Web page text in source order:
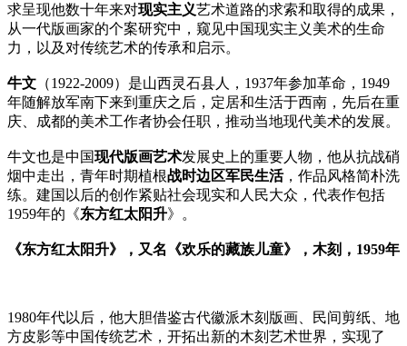
求呈现他数十年来对现实主义艺术道路的求索和取得的成果，
从一代版画家的个案研究中，窥见中国现实主义美术的生命
力，以及对传统艺术的传承和启示。
牛文 （1922-2009）是山西灵石县人，1937年参加革命，1949
年随解放军南下来到重庆之后，定居和生活于西南，先后在重
庆、成都的美术工作者协会任职，推动当地现代美术的发展。
牛文也是中国现代版画艺术发展史上的重要人物，他从抗战硝
烟中走出，青年时期植根战时边区军民生活，作品风格简朴洗
练。建国以后的创作紧贴社会现实和人民大众，代表作包括
1959年的《东方红太阳升》。
《东方红太阳升》，又名《欢乐的藏族儿童》，木刻，1959年
1980年代以后，他大胆借鉴古代徽派木刻版画、民间剪纸、地
方皮影等中国传统艺术，开拓出新的木刻艺术世界，实现了